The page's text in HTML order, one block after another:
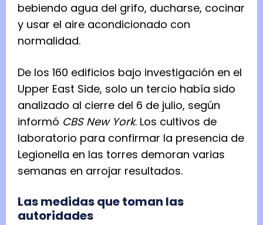
bebiendo agua del grifo, ducharse, cocinar
y usar el aire acondicionado con
normalidad.
De los 160 edificios bajo investigación en el
Upper East Side, solo un tercio había sido
analizado al cierre del 6 de julio, según
informó CBS New York. Los cultivos de
laboratorio para confirmar la presencia de
Legionella en las torres demoran varias
semanas en arrojar resultados.
Las medidas que toman las
autoridades